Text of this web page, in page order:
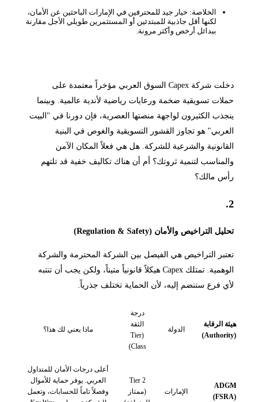
الخلاصة: خيار جيد للمحترفين في الإمارات الباحثين عن الأمان،
لكنها أقل جاذبية للمبتدئين أو المستثمرين طويلي الأجل مقارنة
ببدائل أرخص وأكثر مرونة.
دخلت شركة Capex السوق العربي مؤخراً معتمدة على
حملات تسويقية ضخمة ورعايات رياضية لأندية عالمية. وبينما
ينجذب الكثيرون لواجهة منصتها العصرية، فإن دورنا في "البيت
العربي" هو تجاوز القشور التسويقية والغوص في البنية
القانونية والشرعية للشركة. هل هي فعلاً المكان الآمن
والمناسب لتنمية ثروتك؟ أم أن هناك تكاليف خفية قد تلتهم
رأس مالك؟
2.
تحليل التراخيص والأمان (Regulation & Safety)
تعتبر التراخيص هي الفيصل بين الشركة المحترمة والشركة
الوهمية. تمتلك Capex هيكلاً قانونياً متيناً، ولكن يجب أن تنتبه
لأي فرع ستنضم إليه، لأن الحماية تختلف جذرياً.
هيئة الرقابة
(Authority)
الدولة
درجة
الثقة
(Tier
Class)
ماذا يعني لك هذا؟
ADGM
(FSRA)
الإمارات
Tier 2
(ممتاز
أعلى درجات الأمان للمتداول
العربي. يوفر حماية للأموال
وفصلاً تاماً للحسابات، وتعمل